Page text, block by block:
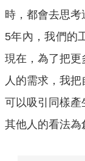
時，都會去思
5年內，我們的
現在，為了把
人的需求，我
可以吸引同樣產
其他人的看法為